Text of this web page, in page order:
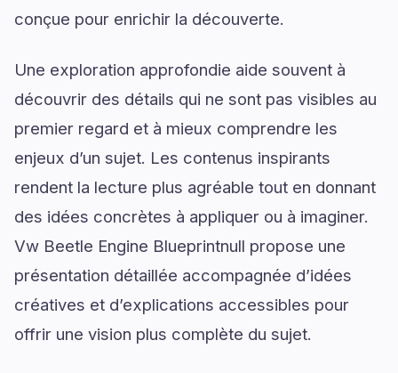
conçue pour enrichir la découverte.
Une exploration approfondie aide souvent à
découvrir des détails qui ne sont pas visibles au
premier regard et à mieux comprendre les
enjeux d’un sujet. Les contenus inspirants
rendent la lecture plus agréable tout en donnant
des idées concrètes à appliquer ou à imaginer.
Vw Beetle Engine Blueprintnull propose une
présentation détaillée accompagnée d’idées
créatives et d’explications accessibles pour
offrir une vision plus complète du sujet.